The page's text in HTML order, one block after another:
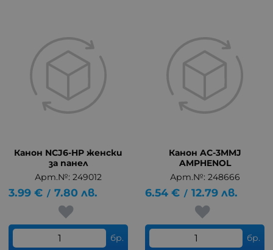
Канон NCJ6-HP женски
за панел
Арт.№: 249012
3.99 € / 7.80 лв.
бр.
Канон AC-3MMJ
AMPHENOL
Арт.№: 248666
6.54 € / 12.79 лв.
бр.